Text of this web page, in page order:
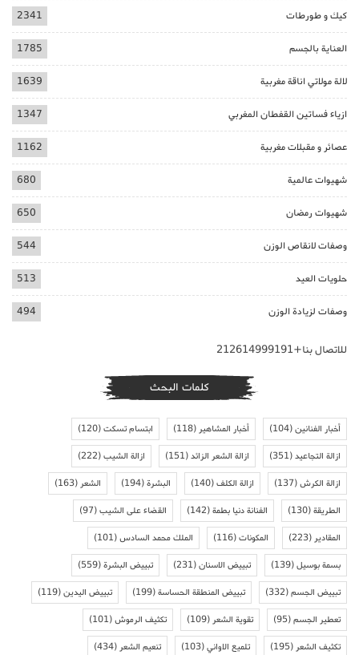
كيك و طورطات 2341
العناية بالجسم 1785
لالة مولاتي اناقة مغربية 1639
ازياء فساتين القفطان المغربي 1347
عصائر و مقبلات مغربية 1162
شهيوات عالمية 680
شهيوات رمضان 650
وصفات لانقاص الوزن 544
حلويات العيد 513
وصفات لزيادة الوزن 494
للاتصال بنا+212614999191
كلمات البحث
أخبار الفنانين(104) أخبار المشاهير(118) ابتسام تسكت(120)
ازالة التجاعيد(351) ازالة الشعر الزائد(151) ازالة الشيب(222)
ازالة الكرش(137) ازالة الكلف(140) البشرة(194) الشعر(163)
الطريقة(130) الفنانة دنيا بطمة(142) القضاء على الشيب(97)
المقادير(223) المكونات(116) الملك محمد السادس(101)
بسمة بوسيل(139) تبييض الاسنان(231) تبييض البشرة(559)
تبييض الجسم(332) تبييض المنطقة الحساسة(199) تبييض اليدين(119)
تعطير الجسم(95) تقوية الشعر(109) تكثيف الرموش(101)
تكثيف الشعر(195) تلميع الاواني(103) تنعيم الشعر(434)